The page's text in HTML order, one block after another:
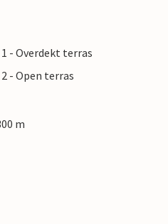
- Overdekt terras
- Open terras
m